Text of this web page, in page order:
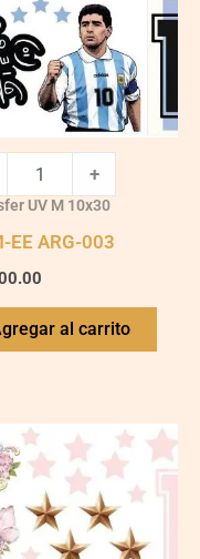
+
UV M 10x30
EE ARG-003
al carrito